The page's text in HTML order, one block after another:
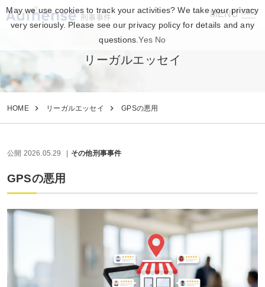
MENU
刑事事件
リーガルエッセイ
HOME リーガルエッセイ GPSの悪用
公開 2026.05.29 その他刑事事件
GPSの悪用
May we use cookies to track your activities? We take your privacy
very seriously. Please see our privacy policy for details and any
questions.Yes No